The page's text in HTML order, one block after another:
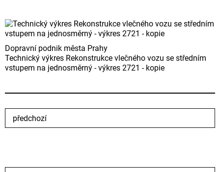
Dopravní podnik města Prahy
Technický výkres Rekonstrukce vlečného vozu se středním
vstupem na jednosměrný - výkres 2721 - kopie
předchozí